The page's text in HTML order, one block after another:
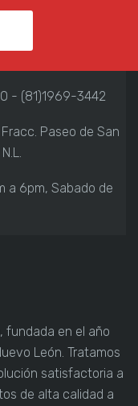
- (81)1969-3442
Paseo de San
a 6pm, Sabado de
fundada en el año
León. Tratamos
satisfactoria a
de alta calidad a